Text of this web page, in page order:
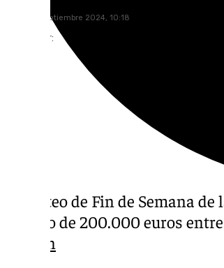
lunes, 16 septiembre 2024, 10:18
Compartir:
El sorteo de Fin de Semana de
premio de 200.000 euros
Pichón